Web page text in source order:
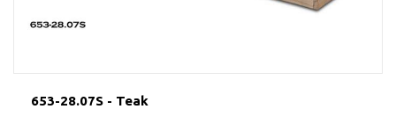
653-28.07S - Teak